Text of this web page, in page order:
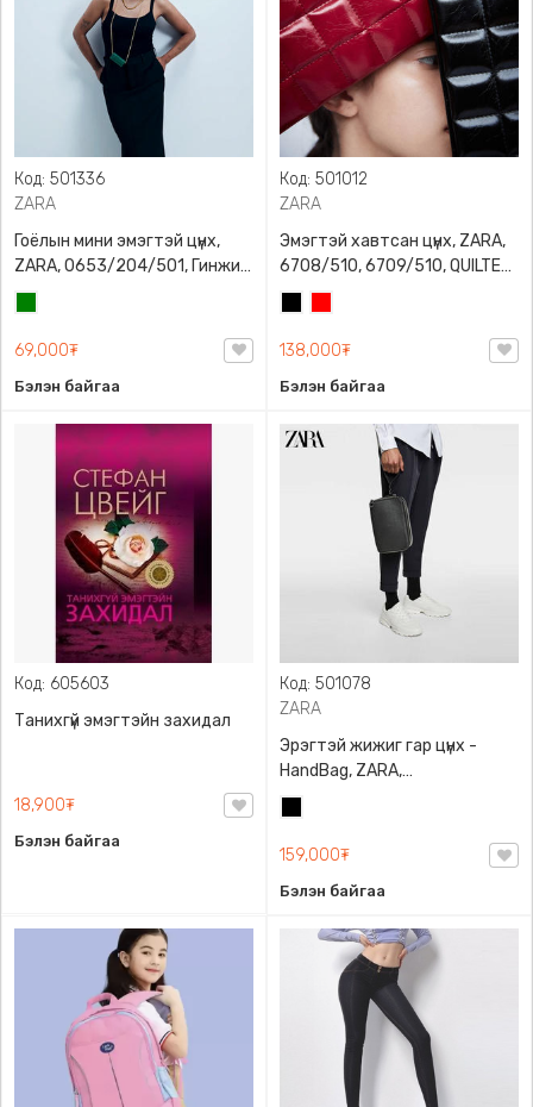
Код: 501336
ZARA
Гоёлын мини эмэгтэй цүнх,
ZARA, 0653/204/501, Гинжин
оосортой, Дотроо тольтой
69,000₮
Бэлэн байгаа
Код: 501012
ZARA
Эмэгтэй хавтсан цүнх, ZARA,
6708/510, 6709/510, QUILTED
CLUTCH BAGDETAILS, Лакан,
Гинжин оосортой
138,000₮
Бэлэн байгаа
Код: 605603
Танихгүй эмэгтэйн захидал
18,900₮
Бэлэн байгаа
Код: 501078
ZARA
Эрэгтэй жижиг гар цүнх -
HandBag, ZARA,
3720/005/040, PU арьс
159,000₮
Бэлэн байгаа